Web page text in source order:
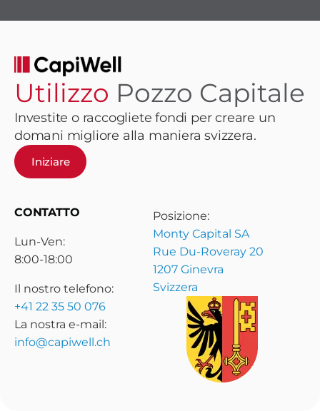
Utilizzo Pozzo Capitale
Investite o raccogliete fondi per creare un
domani migliore alla maniera svizzera.
Iniziare
CONTATTO
Lun-Ven:
8:00-18:00
Il nostro telefono:
+41 22 35 50 076
La nostra e-mail:
info@capiwell.ch
Posizione:
Monty Capital SA
Rue Du-Roveray 20
1207 Ginevra
Svizzera